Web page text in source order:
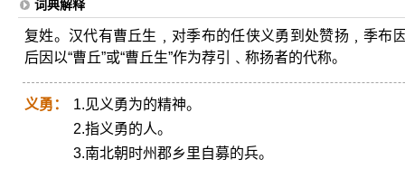
词典解释
复姓。汉代有曹丘生﹐对季布的任侠义勇到处赞扬﹐季布
后因以“曹丘”或“曹丘生”作为荐引﹑称扬者的代称。
义勇：
1.见义勇为的精神。
2.指义勇的人。
3.南北朝时州郡乡里自募的兵。